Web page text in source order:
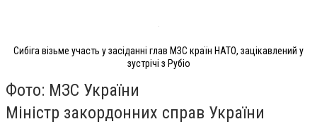
Сибіга візьме участь у засіданні глав МЗС країн НАТО, зацікавлений у
зустрічі з Рубіо
Фото: МЗС України
Міністр закордонних справ України